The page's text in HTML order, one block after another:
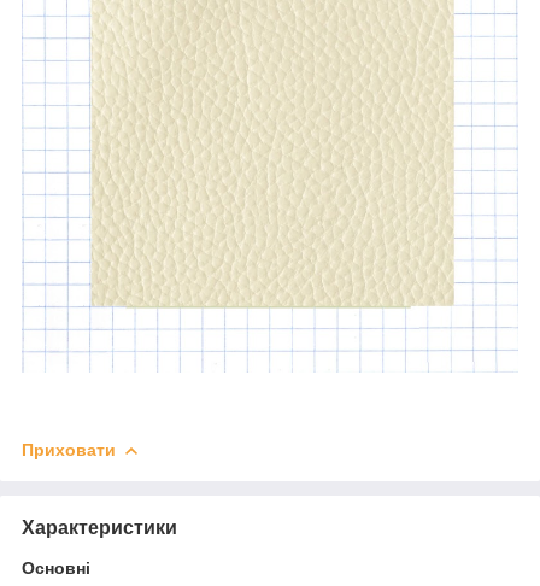
Приховати
Характеристики
Основні